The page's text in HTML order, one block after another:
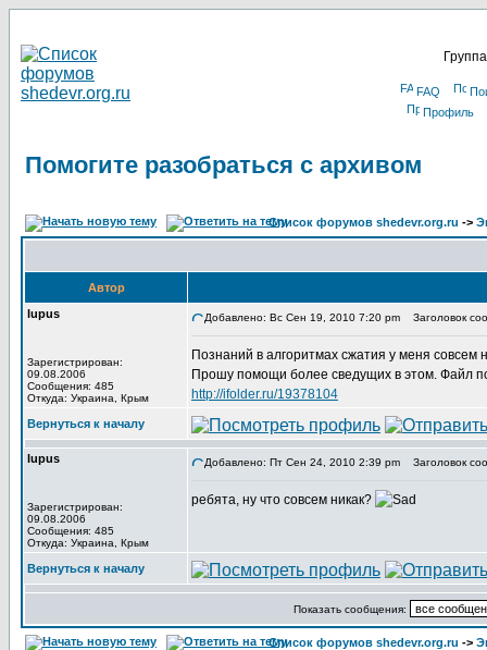
FAQ
Профиль
Помогите разобраться с архивом
Список форумов shedevr.org.ru ->
Автор
lupus
Зарегистрирован:
09.08.2006
Сообщения: 485
Откуда: Украина, Крым
Добавлено: Вс Сен 19, 2010 7:20 pm Заголовок
Познаний в алгоритмах сжатия у меня совсем
Прошу помощи более сведущих в этом. Файл
http://ifolder.ru/19378104
Вернуться к началу
lupus
Зарегистрирован:
09.08.2006
Сообщения: 485
Откуда: Украина, Крым
Добавлено: Пт Сен 24, 2010 2:39 pm Заголовок
ребята, ну что совсем никак?
Вернуться к началу
Показать сообщения:
Список форумов shedevr.org.ru ->